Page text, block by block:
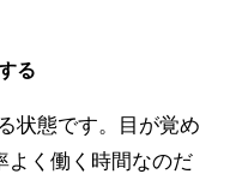
る
状態です。目が覚め
よく働く時間なのだ